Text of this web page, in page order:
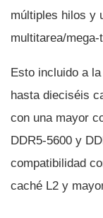
múltiples hilos y
multitarea/
Esto incluido a
hasta dieciséis
con una mayor
DDR5-5600 y
compatibilidad
caché L2 y